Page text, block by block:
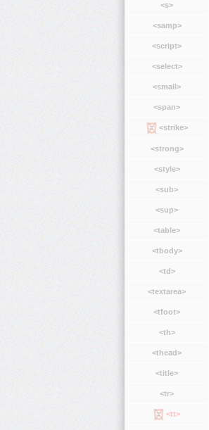
<s>
<samp>
<script>
<select>
<small>
<span>
<strike>
<strong>
<style>
<sub>
<sup>
<table>
<tbody>
<td>
<textarea>
<tfoot>
<th>
<thead>
<title>
<tr>
<tt>